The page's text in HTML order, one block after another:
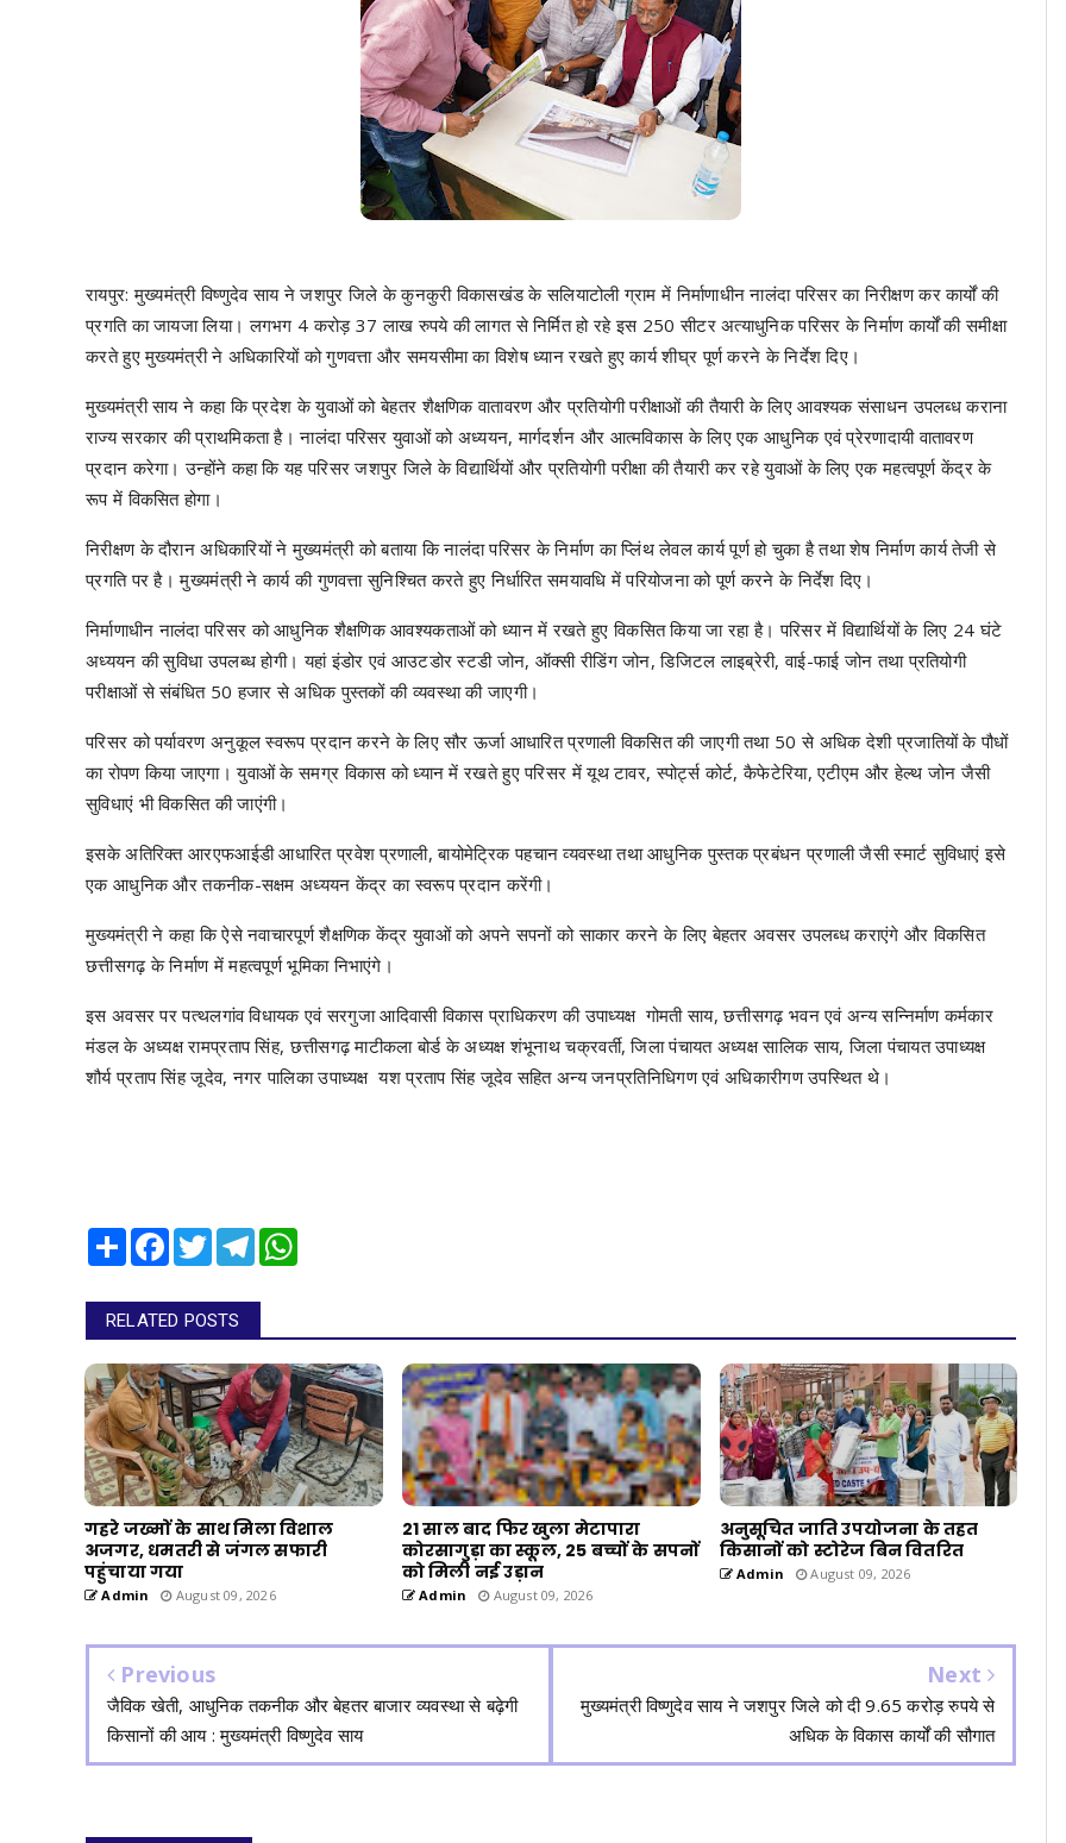
रायपुर: मुख्यमंत्री विष्णुदेव साय ने जशपुर जिले के कुनकुरी विकासखंड के सलियाटोली ग्राम में निर्माणाधीन नालंदा परिसर का निरीक्षण कर कार्यों की
प्रगति का जायजा लिया। लगभग 4 करोड़ 37 लाख रुपये की लागत से निर्मित हो रहे इस 250 सीटर अत्याधुनिक परिसर के निर्माण कार्यों की समीक्षा
करते हुए मुख्यमंत्री ने अधिकारियों को गुणवत्ता और समयसीमा का विशेष ध्यान रखते हुए कार्य शीघ्र पूर्ण करने के निर्देश दिए।
मुख्यमंत्री साय ने कहा कि प्रदेश के युवाओं को बेहतर शैक्षणिक वातावरण और प्रतियोगी परीक्षाओं की तैयारी के लिए आवश्यक संसाधन उपलब्ध कराना
राज्य सरकार की प्राथमिकता है। नालंदा परिसर युवाओं को अध्ययन, मार्गदर्शन और आत्मविकास के लिए एक आधुनिक एवं प्रेरणादायी वातावरण
प्रदान करेगा। उन्होंने कहा कि यह परिसर जशपुर जिले के विद्यार्थियों और प्रतियोगी परीक्षा की तैयारी कर रहे युवाओं के लिए एक महत्वपूर्ण केंद्र के
रूप में विकसित होगा।
निरीक्षण के दौरान अधिकारियों ने मुख्यमंत्री को बताया कि नालंदा परिसर के निर्माण का प्लिंथ लेवल कार्य पूर्ण हो चुका है तथा शेष निर्माण कार्य तेजी से
प्रगति पर है। मुख्यमंत्री ने कार्य की गुणवत्ता सुनिश्चित करते हुए निर्धारित समयावधि में परियोजना को पूर्ण करने के निर्देश दिए।
निर्माणाधीन नालंदा परिसर को आधुनिक शैक्षणिक आवश्यकताओं को ध्यान में रखते हुए विकसित किया जा रहा है। परिसर में विद्यार्थियों के लिए 24 घंटे
अध्ययन की सुविधा उपलब्ध होगी। यहां इंडोर एवं आउटडोर स्टडी जोन, ऑक्सी रीडिंग जोन, डिजिटल लाइब्रेरी, वाई-फाई जोन तथा प्रतियोगी
परीक्षाओं से संबंधित 50 हजार से अधिक पुस्तकों की व्यवस्था की जाएगी।
परिसर को पर्यावरण अनुकूल स्वरूप प्रदान करने के लिए सौर ऊर्जा आधारित प्रणाली विकसित की जाएगी तथा 50 से अधिक देशी प्रजातियों के पौधों
का रोपण किया जाएगा। युवाओं के समग्र विकास को ध्यान में रखते हुए परिसर में यूथ टावर, स्पोर्ट्स कोर्ट, कैफेटेरिया, एटीएम और हेल्थ जोन जैसी
सुविधाएं भी विकसित की जाएंगी।
इसके अतिरिक्त आरएफआईडी आधारित प्रवेश प्रणाली, बायोमेट्रिक पहचान व्यवस्था तथा आधुनिक पुस्तक प्रबंधन प्रणाली जैसी स्मार्ट सुविधाएं इसे
एक आधुनिक और तकनीक-सक्षम अध्ययन केंद्र का स्वरूप प्रदान करेंगी।
मुख्यमंत्री ने कहा कि ऐसे नवाचारपूर्ण शैक्षणिक केंद्र युवाओं को अपने सपनों को साकार करने के लिए बेहतर अवसर उपलब्ध कराएंगे और विकसित
छत्तीसगढ़ के निर्माण में महत्वपूर्ण भूमिका निभाएंगे।
इस अवसर पर पत्थलगांव विधायक एवं सरगुजा आदिवासी विकास प्राधिकरण की उपाध्यक्ष गोमती साय, छत्तीसगढ़ भवन एवं अन्य सन्निर्माण कर्मकार
मंडल के अध्यक्ष रामप्रताप सिंह, छत्तीसगढ़ माटीकला बोर्ड के अध्यक्ष शंभूनाथ चक्रवर्ती, जिला पंचायत अध्यक्ष सालिक साय, जिला पंचायत उपाध्यक्ष
शौर्य प्रताप सिंह जूदेव, नगर पालिका उपाध्यक्ष यश प्रताप सिंह जूदेव सहित अन्य जनप्रतिनिधिगण एवं अधिकारीगण उपस्थित थे।
Share Facebook
TwitterTelegram
RELATED POSTS
गहरे जख्मों के साथ मिला विशाल
अजगर, धमतरी से जंगल सफारी
पहुंचाया गया
Admin August 09, 2026
21 साल बाद फिर खुला मेटापारा
कोरसागुड़ा का स्कूल, 25 बच्चों के सपनों
को मिली नई उड़ान
Admin August 09, 2026
अनुसूचित जाति उपयोजना के तहत
किसानों को स्टोरेज बिन वितरित
Admin August 09, 2026
Previous
जैविक खेती, आधुनिक तकनीक और बेहतर बाजार व्यवस्था से बढ़ेगी
किसानों की आय : मुख्यमंत्री विष्णुदेव साय
Next
मुख्यमंत्री विष्णुदेव साय ने जशपुर जिले को दी 9.65 करोड़ रुपये से
अधिक के विकास कार्यों की सौगात